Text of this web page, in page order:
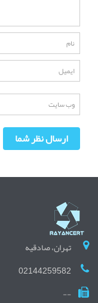
تهران، صادقیه
02144259582
--